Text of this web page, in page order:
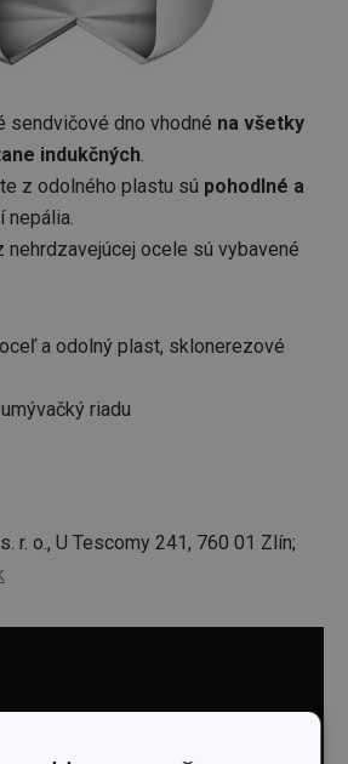
sendvičové dno vhodné na všetky
indukčných
z odolného plastu sú pohodlné a
nepália.
ocele sú vybavené
a odolný plast, sklonerezové
umývačký riadu
r. o., U Tescomy 241, 760 01 Zlín;